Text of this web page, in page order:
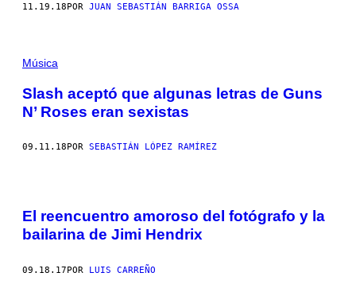
11.19.18POR JUAN SEBASTIÁN BARRIGA OSSA
Música
Slash aceptó que algunas letras de Guns
N’ Roses eran sexistas
09.11.18 POR SEBASTIÁN LÓPEZ RAMÍREZ
El reencuentro amoroso del fotógrafo y la
bailarina de Jimi Hendrix
09.18.17POR LUIS CARREÑO